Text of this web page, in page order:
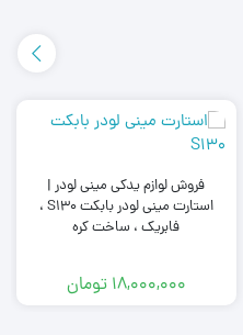
فروش لوازم یدکی مینی لودر |
استارت مینی لودر بابکت S130 ،
فابریک ، ساخت کره
18,000,000 تومان